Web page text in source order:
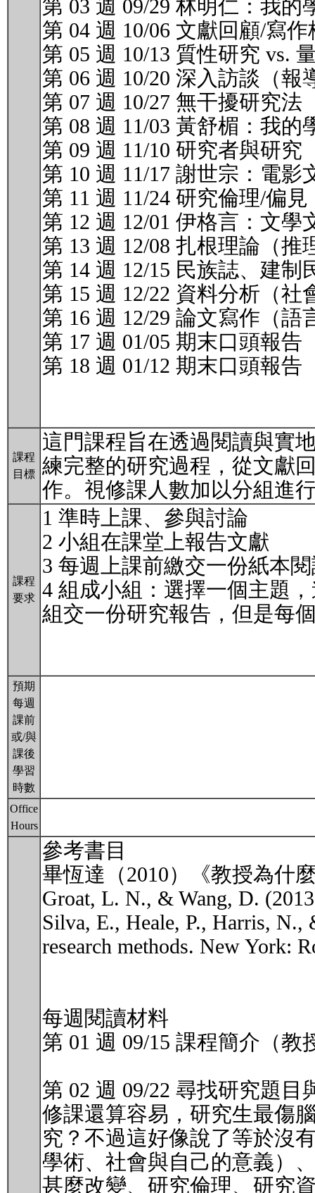
第 03 週 09/29 林明仁：我的
第 04 週 10/06 文獻回顧/寫
第 05 週 10/13 質性研究 vs.
第 06 週 10/20 深入訪談（
第 07 週 10/27 無干擾研究法
第 08 週 11/03 黃舒楣：我的
第 09 週 11/10 研究者與研
第 10 週 11/17 謝世宗：電影
第 11 週 11/24 研究倫理/偏
第 12 週 12/01 伊格言：文學
第 13 週 12/08 扎根理論（
第 14 週 12/15 民族誌、建
第 15 週 12/22 資料分析（社
第 16 週 12/29 論文寫作（
第 17 週 01/05 期末口頭報告
第 18 週 01/12 期末口頭報告
課程
目標
這門課程旨在透過閱讀與實
練完整的研究過程，從文獻
作。視修課人數加以分組進
課程
要求
1 準時上課、參與討論
2 小組在課堂上報告文獻
3 每週上課前繳交一份紙本
4 組成小組：選擇一個主題
組交一份研究報告，但是每
預期
每週
課前
或/與
課後
學習
時數
Office
Hours
參考書目
畢恆達（2010）《教授為什
Groat, L. N., & Wang, D.
Silva, E., Heale, P., Harris, N.,
research methods. New York:
每週閱讀材料
第 01 週 09/15 課程簡介（教
第 02 週 09/22 尋找研究題
修課還算容易，研究生最傷
究？不過這好像說了等於沒
學術、社會與自己的意義）
甚麼改變、研究倫理、研究